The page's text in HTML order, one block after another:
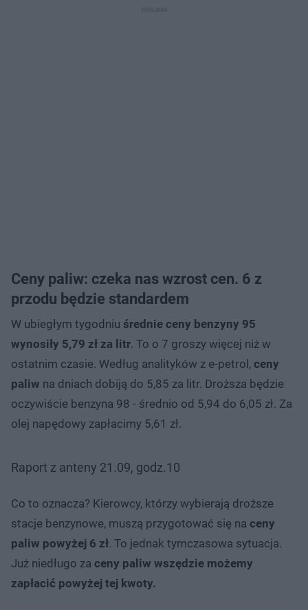
Ceny paliw: czeka nas wzrost cen. 6 z
przodu będzie standardem
W ubiegłym tygodniu średnie ceny benzyny 95
wynosiły 5,79 zł za litr. To o 7 groszy więcej niż w
ostatnim czasie. Według analityków z e-petrol, ceny
paliw na dniach dobiją do 5,85 za litr. Droższa będzie
oczywiście benzyna 98 - średnio od 5,94 do 6,05 zł. Za
olej napędowy zapłacimy 5,61 zł.
Raport z anteny 21.09, godz.10
Co to oznacza? Kierowcy, którzy wybierają droższe
stacje benzynowe, muszą przygotować się na ceny
paliw powyżej 6 zł. To jednak tymczasowa sytuacja.
Już niedługo za ceny paliw wszędzie możemy
zapłacić powyżej tej kwoty.